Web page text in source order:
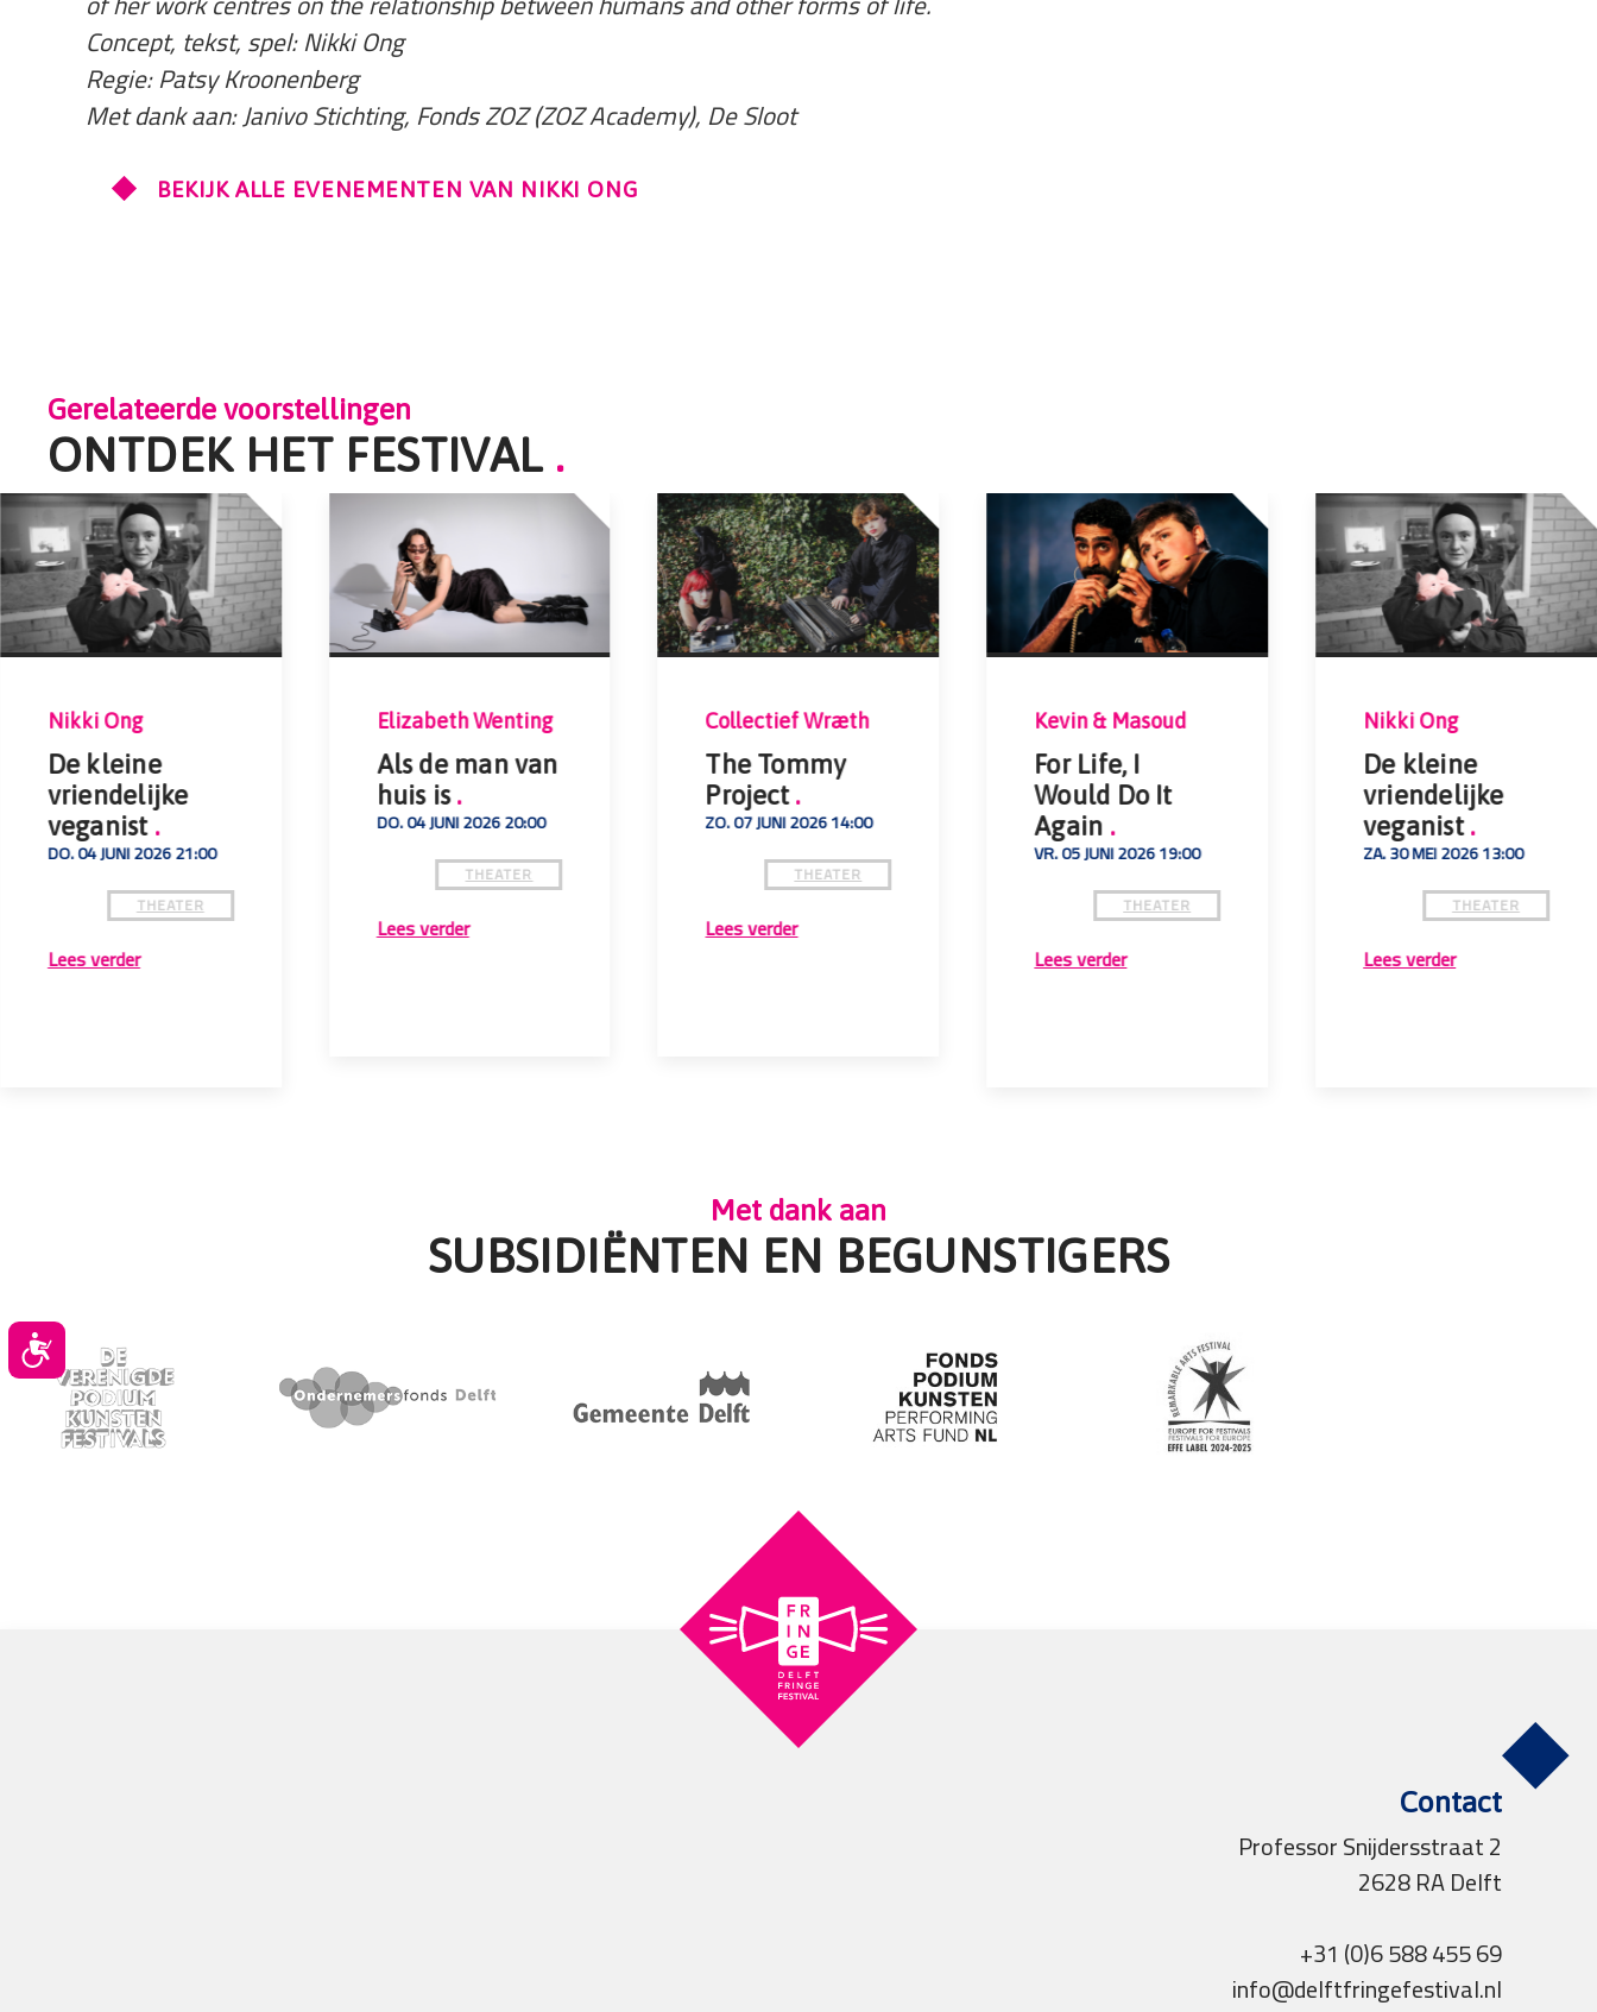
Toegankelijkheid
Concept, tekst, spel: Nikki Ong
Regie: Patsy Kroonenberg
Met dank aan: Janivo Stichting, Fonds ZOZ (ZOZ Academy), De Sloot
BEKIJK ALLE EVENEMENTEN VAN NIKKI ONG
Gerelateerde voorstellingen
ONTDEK HET FESTIVAL .
Nikki Ong
De kleine
vriendelijke
veganist .
DO. 04 JUNI 2026 21:00
THEATER
Lees verder
Elizabeth Wenting
Als de man van
huis is.
DO. 04 JUNI 2026 20:00
THEATER
Lees verder
Collectief Wræth
The Tommy
Project.
ZO. 07 JUNI 2026 14:00
THEATER
Lees verder
Kevin & Masoud
For Life, I
Would Do It
Again .
VR. 05 JUNI 2026 19:00
THEATER
Lees verder
Nikki Ong
De kleine
vriendelijke
veganist.
ZA. 30 MEI 2026 13:00
THEATER
Lees verder
Met dank aan
SUBSIDIËNTEN EN BEGUNSTIGERS
Contact
Professor Snijdersstraat 2
2628 RA Delft
+31 (0)6 588 455 69
info@delftfringefestival.nl